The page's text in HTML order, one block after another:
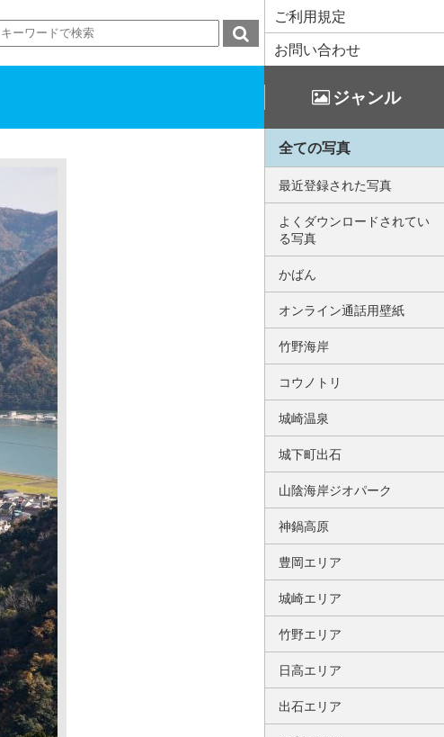
ご利用規定
お問い合わせ
ジャンル
全ての写真
最近登録された写真
よくダウンロードされてい
る写真
かばん
オンライン通話用壁紙
竹野海岸
コウノトリ
城崎温泉
城下町出石
山陰海岸ジオパーク
神鍋高原
豊岡エリア
城崎エリア
竹野エリア
日高エリア
出石エリア